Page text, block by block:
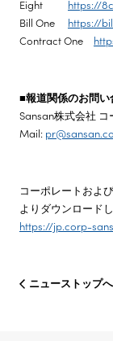
Eight https://
Bill One https://
Contract One
■報道関係のお問い
Sansan株式会社
Mail:
コーポレートおよ
よりダウンロード
https://jp.corp-
ニューストップ